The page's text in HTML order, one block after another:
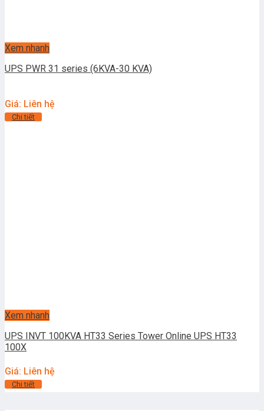
Xem nhanh
UPS PWR 31 series (6KVA-30 KVA)
Giá: Liên hệ
Chi tiết
Xem nhanh
UPS INVT 100KVA HT33 Series Tower Online UPS HT33
100X
Giá: Liên hệ
Chi tiết